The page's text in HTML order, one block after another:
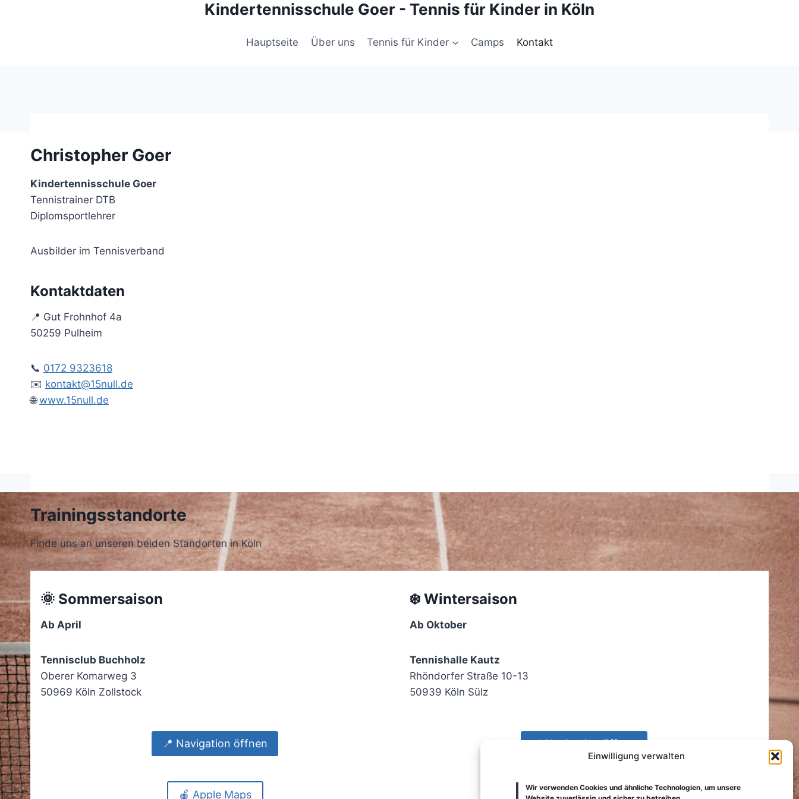
Einwilligung verwalten
Wir verwenden Cookies und ähnliche Technologien, um unsere
Kindertennisschule Goer - Tennis für Kinder in Köln
Hauptseite Über uns Tennis für Kinder Camps Kontakt
Christopher Goer
Kindertennisschule Goer
Tennistrainer DTB
Diplomsportlehrer
Ausbilder im Tennisverband
Kontaktdaten
📍 Gut Frohnhof 4a
50259 Pulheim
📞 0172 9323618
✉️ kontakt@15null.de
🌐www.15null.de
Trainingsstandorte
Finde uns an unseren beiden Standorten in Köln
🌞 Sommersaison
Ab April
Tennisclub Buchholz
Oberer Komarweg 3
50969 Köln Zollstock
📍 Navigation öffnen
🍎 Apple Maps
❄️ Wintersaison
Ab Oktober
Tennishalle Kautz
Rhöndorfer Straße 10-13
50939 Köln Sülz
📍 Navigation öffnen
🍎 Apple Maps